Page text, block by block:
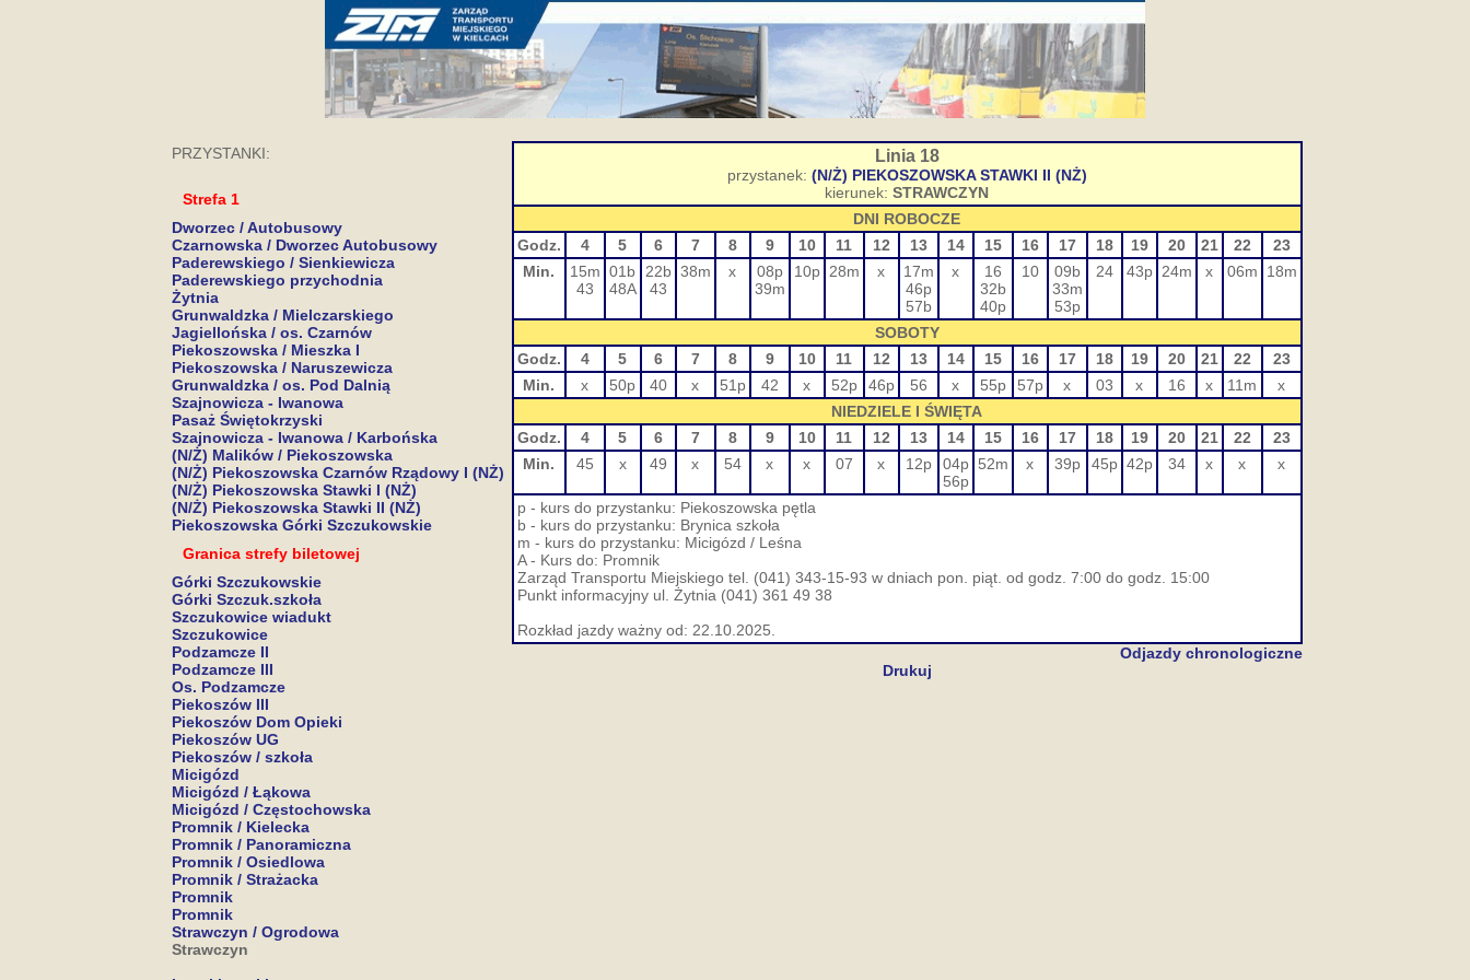
PRZYSTANKI:
Strefa 1
Dworzec / Autobusowy
Czarnowska / Dworzec Autobusowy
Paderewskiego / Sienkiewicza
Paderewskiego przychodnia
Żytnia
Grunwaldzka / Mielczarskiego
Jagiellońska / os. Czarnów
Piekoszowska / Mieszka I
Piekoszowska / Naruszewicza
Grunwaldzka / os. Pod Dalnią
Szajnowicza - Iwanowa
Pasaż Świętokrzyski
Szajnowicza - Iwanowa / Karbońska
(N/Ż) Malików / Piekoszowska
(N/Ż) Piekoszowska Czarnów Rządowy I (NŻ)
(N/Ż) Piekoszowska Stawki I (NŻ)
(N/Ż) Piekoszowska Stawki II (NŻ)
Piekoszowska Górki Szczukowskie
Granica strefy biletowej
Górki Szczukowskie
Górki Szczuk.szkoła
Szczukowice wiadukt
Szczukowice
Podzamcze II
Podzamcze III
Os. Podzamcze
Piekoszów III
Piekoszów Dom Opieki
Piekoszów UG
Piekoszów / szkoła
Micigózd
Micigózd / Łąkowa
Micigózd / Częstochowska
Promnik / Kielecka
Promnik / Panoramiczna
Promnik / Osiedlowa
Promnik / Strażacka
Promnik
Promnik
Strawczyn / Ogrodowa
Strawczyn
Linia 18
przystanek: (N/Ż) PIEKOSZOWSKA STAWKI II (NŻ)
kierunek: STRAWCZYN
DNI ROBOCZE
Godz.
4 5 6 7 8 9 10 11 12 13 14 15 16 17 18 19 20 21 22
23
Min.
15m
43
01b
48A
22b
43
38m x
08p
39m
10p 28m x
17m
46p
57b
x
16
32b
40p
10
09b
33m
53p
24 43p 24m x 06m 18m
SOBOTY
Godz.
4 5 6 7 8 9 10 11 12 13 14 15 16 17 18 19 20 21 22
23
Min.
x 50p 40 x 51p 42 x 52p 46p 56 x 55p 57p x 03 x 16 x 11m
x
NIEDZIELE I ŚWIĘTA
Godz.
4 5 6 7 8 9 10 11 12 13 14 15 16 17 18 19 20 21 22
23
Min.
45 x 49 x 54 x x 07 x 12p
04p
56p
52m x 39p 45p 42p 34 x x x
p - kurs do przystanku: Piekoszowska pętla
b - kurs do przystanku: Brynica szkoła
m - kurs do przystanku: Micigózd / Leśna
A - Kurs do: Promnik
Zarząd Transportu Miejskiego tel. (041) 343-15-93 w dniach pon. piąt. od godz. 7:00 do godz. 15:00
Punkt informacyjny ul. Żytnia (041) 361 49 38
Rozkład jazdy ważny od: 22.10.2025.
Odjazdy chronologiczne
Drukuj